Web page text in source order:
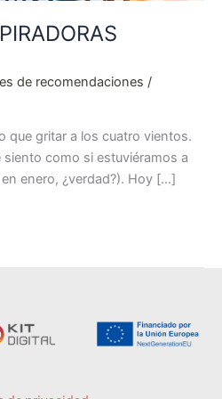
de recomendaciones /
que gritar a los cuatro vientos.
como si estuviéramos a
enero, ¿verdad?). Hoy […]